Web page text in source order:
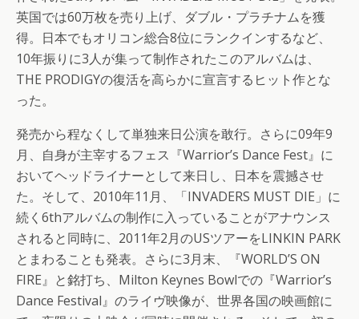
英国では60万枚を売り上げ、ダブル・プラチナムを獲
得。日本でもオリコン総合8位にランクインするなど、
10年振りに3人が集って制作されたこのアルバムは、
THE PRODIGYの復活を高らかに宣言するヒット作とな
った。
発売から程なくして単独来日公演を敢行。さらに09年9
月、自身が主宰するフェス『Warrior’s Dance Fest』に
おいてヘッドライナーとして来日し、日本を震撼させ
た。そして、2010年11月、「INVADERS MUST DIE」に
続く6thアルバムの制作に入っていることがアナウンス
されると同時に、2011年2月のUSツアーをLINKIN PARK
とまわることも発表。さらに3月末、『WORLD’S ON
FIRE』と銘打ち、Milton Keynes Bowlでの『Warrior’s
Dance Festival』のライヴ映像が、世界各国の映画館に